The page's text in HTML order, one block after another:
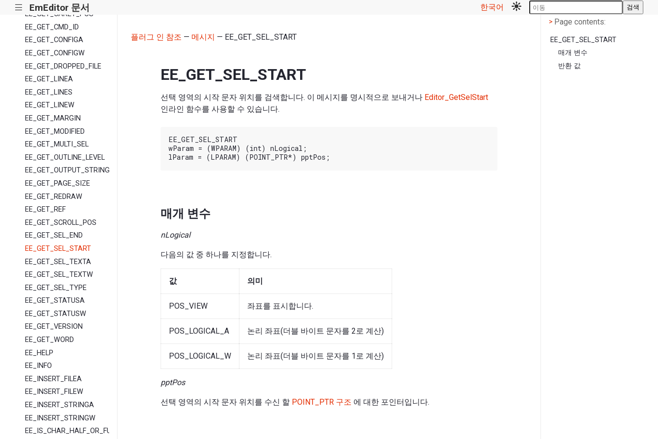
||| EmEditor 문서 한국어 검색
EE_GET_CARET_POS
EE_GET_CMD_ID
EE_GET_CONFIGA
EE_GET_CONFIGW
EE_GET_DROPPED_FILE
EE_GET_LINEA
EE_GET_LINES
EE_GET_LINEW
EE_GET_MARGIN
EE_GET_MODIFIED
EE_GET_MULTI_SEL
EE_GET_OUTLINE_LEVEL
EE_GET_OUTPUT_STRING
EE_GET_PAGE_SIZE
EE_GET_REDRAW
EE_GET_REF
EE_GET_SCROLL_POS
EE_GET_SEL_END
EE_GET_SEL_START
EE_GET_SEL_TEXTA
EE_GET_SEL_TEXTW
EE_GET_SEL_TYPE
EE_GET_STATUSA
EE_GET_STATUSW
EE_GET_VERSION
EE_GET_WORD
EE_HELP
EE_INFO
EE_INSERT_FILEA
EE_INSERT_FILEW
EE_INSERT_STRINGA
EE_INSERT_STRINGW
EE_IS_CHAR_HALF_OR_FULL
플러그 인 참조 — 메시지 — EE_GET_SEL_START
EE_GET_SEL_START
선택 영역의 시작 문자 위치를 검색합니다. 이 메시지를 명시적으로 보내거나 Editor_GetSelStart
인라인 함수를 사용할 수 있습니다.
EE_GET_SEL_START
wParam = (WPARAM) (int) nLogical;
매개 변수
nLogical
다음의 값 중 하나를 지정합니다.
값 의미
POS_VIEW 좌표를 표시합니다.
POS_LOGICAL_A 논리 좌표(더블 바이트 문자를 2로 계산)
POS_LOGICAL_W 논리 좌표(더블 바이트 문자를 1로 계산)
pptPos
선택 영역의 시작 문자 위치를 수신 할 POINT_PTR 구조 에 대한 포인터입니다.
< Page contents
> Page contents:
EE_GET_SEL_START
매개 변수
반환 값